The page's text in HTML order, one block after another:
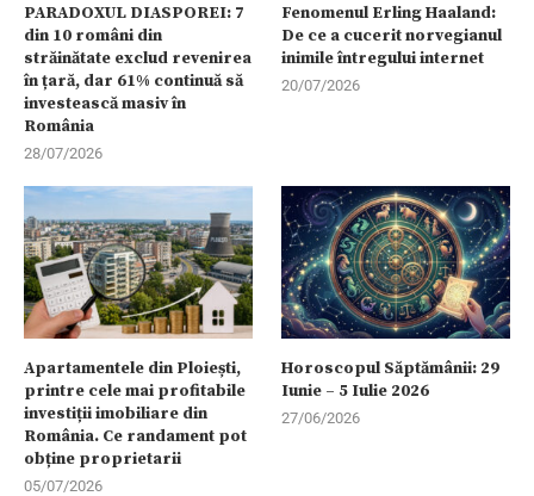
PARADOXUL DIASPOREI: 7
din 10 români din
străinătate exclud revenirea
în țară, dar 61% continuă să
investească masiv în
România
28/07/2026
Fenomenul Erling Haaland:
De ce a cucerit norvegianul
inimile întregului internet
20/07/2026
Apartamentele din Ploiești,
printre cele mai profitabile
investiții imobiliare din
România. Ce randament pot
obține proprietarii
05/07/2026
Horoscopul Săptămânii: 29
Iunie – 5 Iulie 2026
27/06/2026